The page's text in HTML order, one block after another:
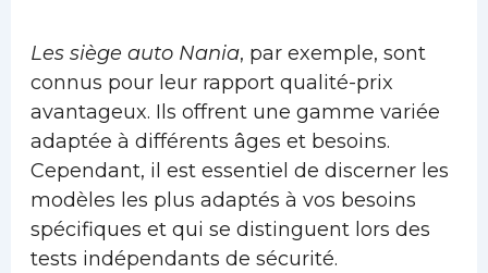
Les siège auto Nania, par exemple, sont
connus pour leur rapport qualité-prix
avantageux. Ils offrent une gamme variée
adaptée à différents âges et besoins.
Cependant, il est essentiel de discerner les
modèles les plus adaptés à vos besoins
spécifiques et qui se distinguent lors des
tests indépendants de sécurité.